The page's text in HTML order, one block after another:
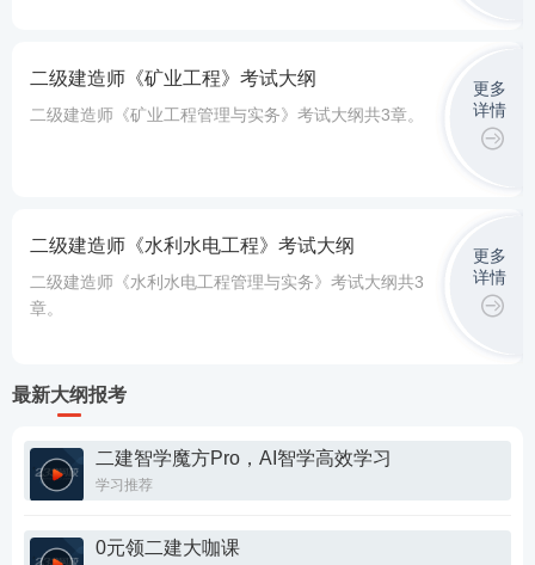
二级建造师《矿业工程》考试大纲
二级建造师《矿业工程管理与实务》考试大纲共3章。
更多
详情
二级建造师《水利水电工程》考试大纲
二级建造师《水利水电工程管理与实务》考试大纲共3
章。
更多
详情
最新大纲报考
二建智学魔方Pro，AI智学高效学习
学习推荐
0元领二建大咖课